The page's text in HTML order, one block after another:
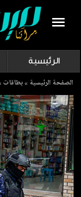
الرئيسية
Breadcrumb
الصفحة الرئيسية بطاقات